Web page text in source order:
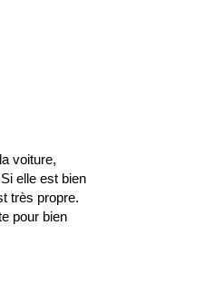
voiture,
elle est bien
très propre.
pour bien